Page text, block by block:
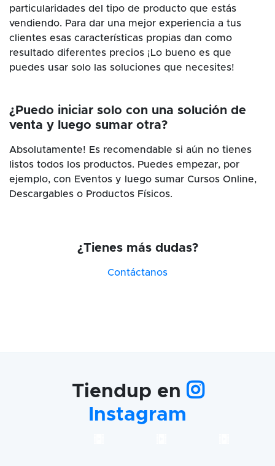
particularidades del tipo de producto que estás
vendiendo. Para dar una mejor experiencia a tus
clientes esas características propias dan como
resultado diferentes precios ¡Lo bueno es que
puedes usar solo las soluciones que necesites!
¿Puedo iniciar solo con una solución de
venta y luego sumar otra?
Absolutamente! Es recomendable si aún no tienes
listos todos los productos. Puedes empezar, por
ejemplo, con Eventos y luego sumar Cursos Online,
Descargables o Productos Físicos.
¿Tienes más dudas?
Contáctanos
Tiendup en
Instagram